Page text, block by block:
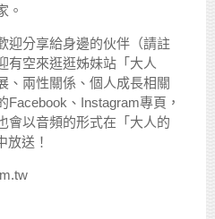
。
迎分享給身邊的伙伴（請註
有空來逛逛姊妹站「大人
、兩性關係、個人成長相關
Facebook、Instagram專頁，
會以音頻的形式在「大人的
放送！